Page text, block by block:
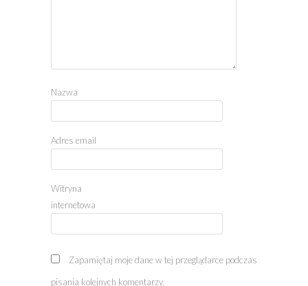
Nazwa
Adres email
Witryna
internetowa
Zapamiętaj moje dane w tej przeglądarce podczas
pisania kolejnych komentarzy.